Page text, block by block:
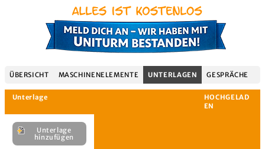
ÜBERSICHT MASCHINENELEMENTE UNTERLAGEN GESPRÄCHE